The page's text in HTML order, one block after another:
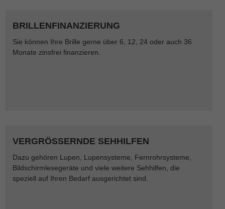
BRILLENFINANZIERUNG
Sie können Ihre Brille gerne über 6, 12, 24 oder auch 36
Monate zinsfrei finanzieren.
VERGRÖSSERNDE SEHHILFEN
Dazu gehören Lupen, Lupensysteme, Fernrohrsysteme,
Bildschirmlesegeräte und viele weitere Sehhilfen, die
speziell auf Ihren Bedarf ausgerichtet sind.